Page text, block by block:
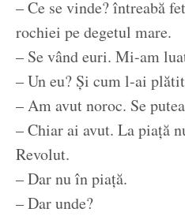
– Ce se vinde? întreabă
rochiei pe degetul mare.
– Se vând euri. Mi-am
– Un eu? Și cum l-ai
– Am avut noroc. Se
– Chiar ai avut. La piață
Revolut.
– Dar nu în piață.
– Dar unde?